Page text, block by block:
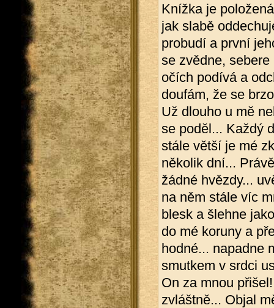
Knížka je
jak slabě
probudí a první
se zvědne,
očích podívá a
doufám, že se
Už dlouho u mě
se poděl... Každý
stále větší je mé
několik dní...
žádné hvězdy...
na něm stále víc
blesk a šlehne
do mé koruny a
hodné... napadne
smutkem v srdci
On za mnou
zvláštně... Objal